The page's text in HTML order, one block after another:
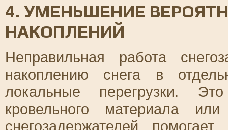
4. УМЕНЬШЕНИЕ
НАКОПЛЕНИЙ
Неправильная работа
накоплению снега в
локальные перегрузки.
кровельного материала
снегозадержателей